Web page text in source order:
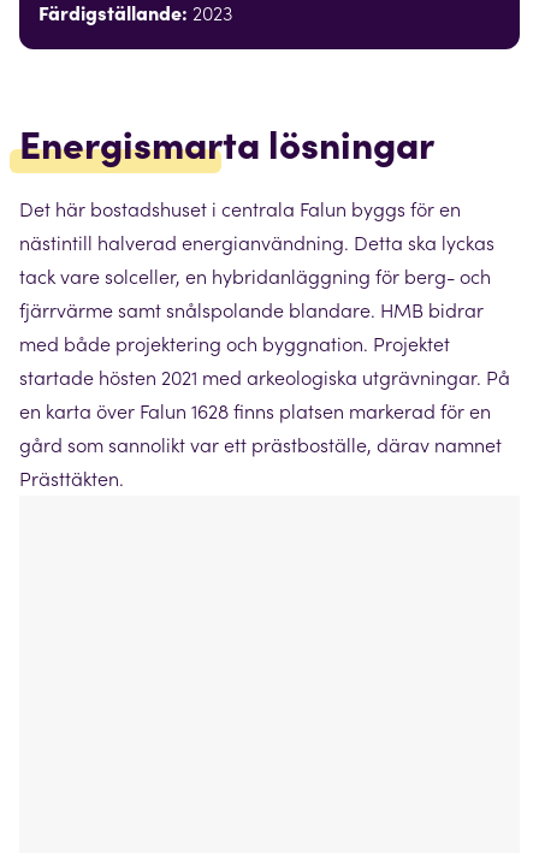
Färdigställande: 2023
Energismarta lösningar
Det här bostadshuset i centrala Falun byggs för en
nästintill halverad energianvändning. Detta ska lyckas
tack vare solceller, en hybridanläggning för berg- och
fjärrvärme samt snålspolande blandare. HMB bidrar
med både projektering och byggnation. Projektet
startade hösten 2021 med arkeologiska utgrävningar. På
en karta över Falun 1628 finns platsen markerad för en
gård som sannolikt var ett prästboställe, därav namnet
Prästtäkten.